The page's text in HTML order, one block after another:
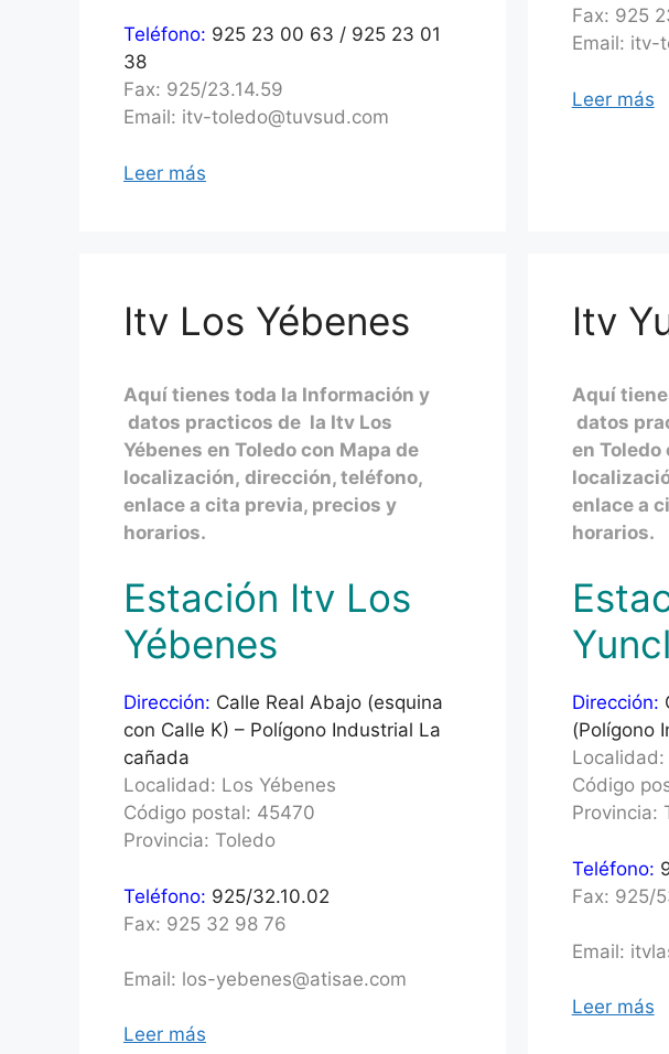
Teléfono: 925 23 00 63 / 925 23 01
38
Fax: 925/23.14.59
Email: itv-toledo@tuvsud.com
Leer más
Fax: 925
Email: itv-
Leer más
Itv Los Yébenes
Aquí tienes toda la Información y
datos practicos de la Itv Los
Yébenes en Toledo con Mapa de
localización, dirección, teléfono,
enlace a cita previa, precios y
horarios.
Estación Itv Los
Yébenes
Dirección: Calle Real Abajo (esquina
con Calle K) – Polígono Industrial La
cañada
Localidad: Los Yébenes
Código postal: 45470
Provincia: Toledo
Teléfono: 925/32.10.02
Fax: 925 32 98 76
Email: los-yebenes@atisae.com
Leer más
Itv
Aquí
datos
en Toledo
enlace a
horarios.
Dirección:
(Polígono
Localidad:
Código
Provincia:
Teléfono:
Fax: 925/
Email:
Leer más